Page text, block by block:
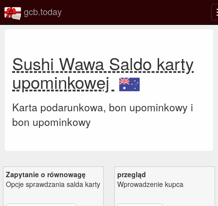
gcb.today
Sushi Wawa Saldo karty
upominkowej
Karta podarunkowa, bon upominkowy i
bon upominkowy
Zapytanie o równowagę
Opcje sprawdzania salda karty
przegląd
Wprowadzenie kupca